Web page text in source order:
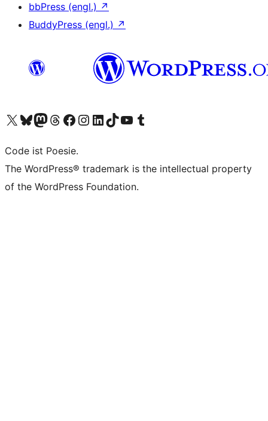
bbPress (engl.) ↗
BuddyPress (engl.) ↗
Das X-Konto (früher Twitter) von WordPress.org besuchen
Das Bluesky-Konto von WordPress.org besuchen
Das Mastodon-Konto von WordPress.org besuchen
Das Threads-Konto von WordPress.org besuchen
Die Facebook-Seite von WordPress.org besuchen
Das Instagram-Konto von WordPress.org besuchen
Das LinkedIn-Konto von WordPress.org besuchen
Das TikTok-Konto von WordPress.org besuchen
Den YouTube-Kanal von WordPress.org besuchen
Das Tumblr-Konto von WordPress.org besuchen
Code ist Poesie.
The WordPress® trademark is the intellectual property
of the WordPress Foundation.